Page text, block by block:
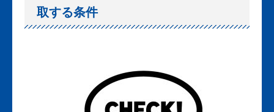
取する条件